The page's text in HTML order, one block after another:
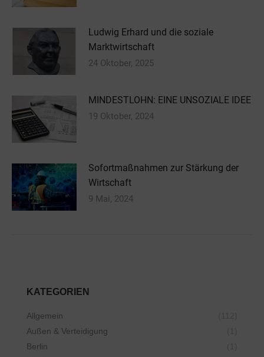
Ludwig Erhard und die soziale
Marktwirtschaft
24 Oktober, 2025
MINDESTLOHN: EINE UNSOZIALE IDEE
19 Oktober, 2024
Sofortmaßnahmen zur Stärkung der
Wirtschaft
9 Mai, 2024
KATEGORIEN
Allgemein
Außen & Verteidigung
Berlin